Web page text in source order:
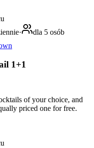
·
dla 5 osób
1+1
of your choice, and
priced one for free.